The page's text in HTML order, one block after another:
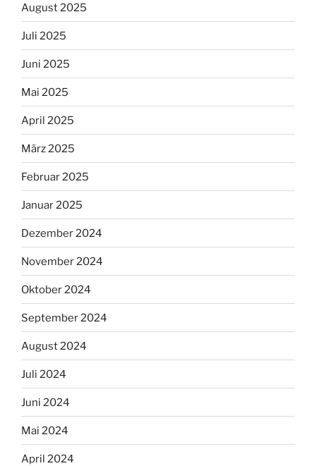
August 2025
Juli 2025
Juni 2025
Mai 2025
April 2025
März 2025
Februar 2025
Januar 2025
Dezember 2024
November 2024
Oktober 2024
September 2024
August 2024
Juli 2024
Juni 2024
Mai 2024
April 2024